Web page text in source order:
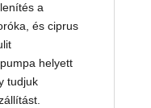
a
és ciprus
helyett
tudjuk